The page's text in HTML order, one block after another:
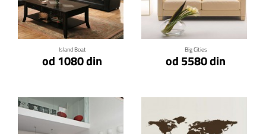
Island Boat
od 1080 din
Klikni za detalje
Big Cities
od 5580 din
Klikni za detalje